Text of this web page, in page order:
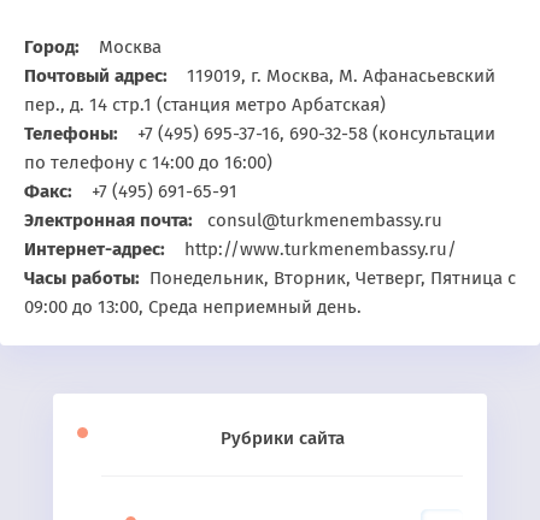
Город: Москва
Почтовый адрес: 119019, г. Москва, М. Афанасьевский
пер., д. 14 стр.1 (станция метро Арбатская)
Телефоны: +7 (495) 695-37-16, 690-32-58 (консультации
по телефону с 14:00 до 16:00)
Факс:
+7 (495) 691-65-91
Электронная почта: consul@turkmenembassy.ru
Интернет-адрес:
http://www.turkmenembassy.ru/
Часы работы: Понедельник, Вторник, Четверг, Пятница с
09:00 до 13:00, Среда неприемный день.
Рубрики сайта